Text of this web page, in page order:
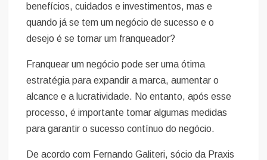
benefícios, cuidados e investimentos, mas e
quando já se tem um negócio de sucesso e o
desejo é se tornar um franqueador?
Franquear um negócio pode ser uma ótima
estratégia para expandir a marca, aumentar o
alcance e a lucratividade. No entanto, após esse
processo, é importante tomar algumas medidas
para garantir o sucesso contínuo do negócio.
De acordo com Fernando Galiteri, sócio da Praxis